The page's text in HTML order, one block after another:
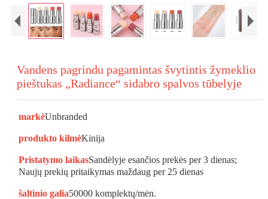
Vandens pagrindu pagamintas švytintis žymeklio
pieštukas „Radiance“ sidabro spalvos tūbelyje
markėUnbranded
produkto kilmėKinija
Pristatymo laikasSandėlyje esančios prekės per 3 dienas;
Naujų prekių pritaikymas maždaug per 25 dienas
šaltinio galia50000 komplektų/mėn.